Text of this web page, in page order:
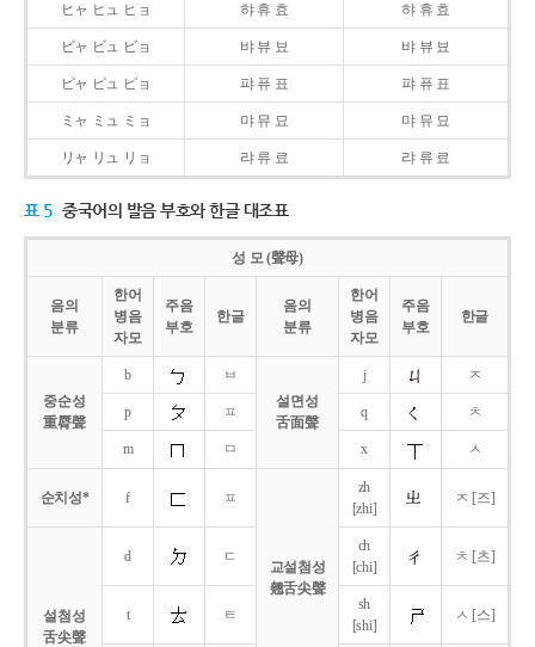
ヒャ ヒュ ヒョ 햐 휴 효 햐 휴 효
ビャ ビュ ビョ 뱌 뷰 뵤 뱌 뷰 뵤
ピャ ピュ ピョ 퍄 퓨 표 퍄 퓨 표
ミャ ミュ ミョ 먀 뮤 묘 먀 뮤 묘
リャ リュ リョ 랴 류 료 랴 류 료
표 5 중국어의 발음 부호와 한글 대조표
성 모 (聲母)
음의
분류
한어
병음
자모
주음
부호
한글
음의
분류
한어
병음
자모
주음
부호
한글
중순성
重脣聲
b
ㅂ
설면성
舌面聲
j ㅈ
p ㅍ q ㅊ
m ㅁ x ㅅ
순치성* f ㅍ
교설첨성
翹舌尖聲
zh
[zhi]
ㅈ [즈]
설첨성
舌尖聲
d ㄷ
ch
[chi]
ㅊ [츠]
t ㅌ
sh
[shi]
ㅅ [스]